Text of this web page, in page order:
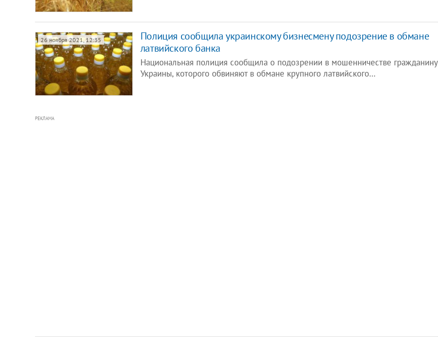
26 ноября 2021, 12:35
Полиция сообщила украинскому бизнесмену подозрение в обмане
латвийского банка
Национальная полиция сообщила о подозрении в мошенничестве гражданину
Украины, которого обвиняют в обмане крупного латвийского…
РЕКЛАМА